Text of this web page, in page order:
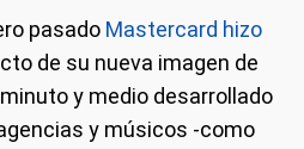
pasado Mastercard hizo
de su nueva imagen de
y medio desarrollado
y músicos -como